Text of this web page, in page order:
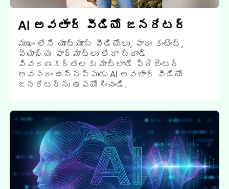
AI అవతార్ వీడియో జనరేటర్
ముఖం లేని యూట్యూబ్ వీడియోలు, పాఠం కంటెంట్,
వ్యాఖ్య ఫార్మాట్లు లేదా బ్రాండ్
వివరణకర్తలకు మాట్లాడే ప్రెజెంటర్
అవసరం ఉన్నప్పుడు AI అవతార్ వీడియో
జనరేటర్ను ఉపయోగించండి.